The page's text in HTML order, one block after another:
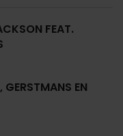
FEAT.
GERSTMANS EN